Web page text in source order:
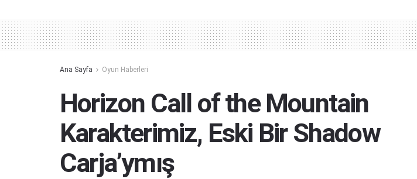
Ana Sayfa Oyun Haberleri
Horizon Call of the Mountain
Karakterimiz, Eski Bir Shadow
Carja’ymış